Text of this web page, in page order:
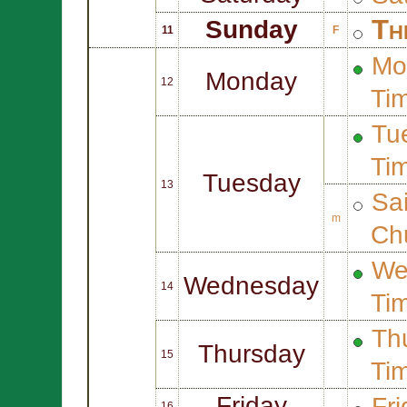
11 Sunday F
12 Monday
13 Tuesday
m
14 Wednesday
15 Thursday